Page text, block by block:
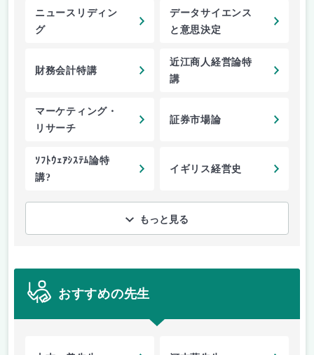
ニュースリディン
グ
データサイエンス
と意思決定
財務会計特講
近江商人経営論特
講
マーケティング・
リサーチ
証券市場論
ｿﾌﾄｳｪｱｼｽﾃﾑ論特
講?
イギリス経営史
もっと見る
おすすめの先生